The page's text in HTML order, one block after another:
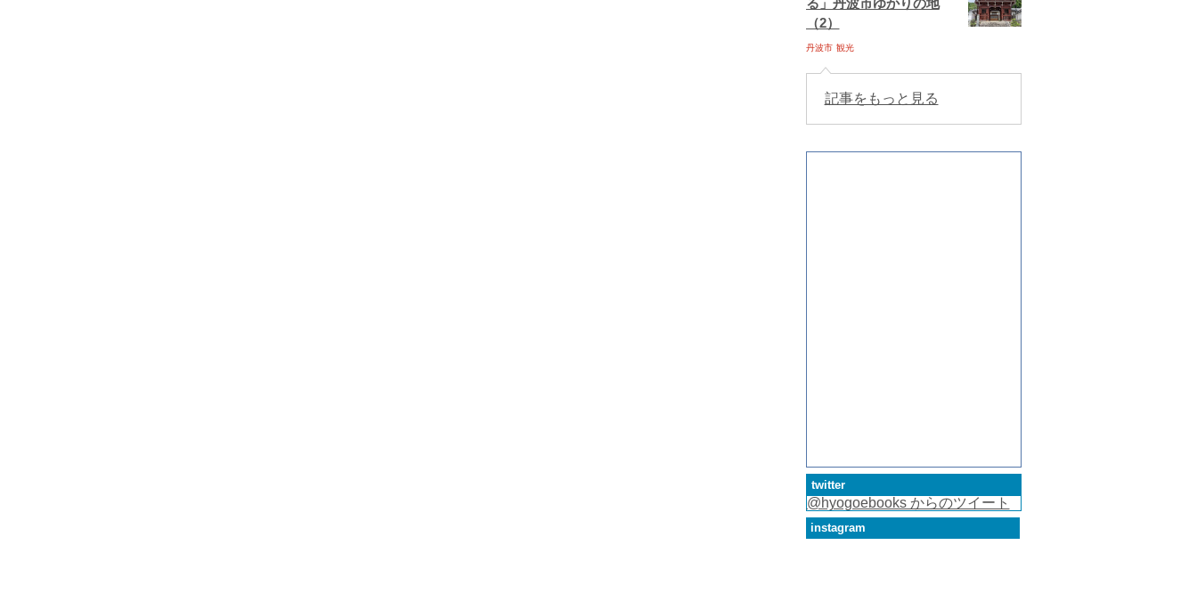
（2）
丹波市 観光
記事をもっと見る
twitter
@hyogoebooks からのツイート
instagram